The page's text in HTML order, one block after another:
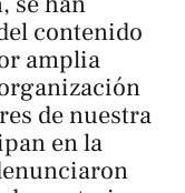
contenido
amplia
de nuestra
en la